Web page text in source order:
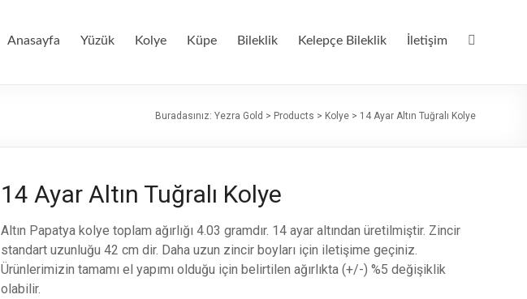
Anasayfa Yüzük Kolye Küpe Bileklik Kelepçe Bileklik İletişim
Buradasınız: Yezra Gold > Products > Kolye > 14 Ayar Altın Tuğralı Kolye
14 Ayar Altın Tuğralı Kolye
Altın Papatya kolye toplam ağırlığı 4.03 gramdır. 14 ayar altından üretilmiştir. Zincir
standart uzunluğu 42 cm dir. Daha uzun zincir boyları için iletişime geçiniz.
Ürünlerimizin tamamı el yapımı olduğu için belirtilen ağırlıkta (+/-) %5 değişiklik
olabilir.